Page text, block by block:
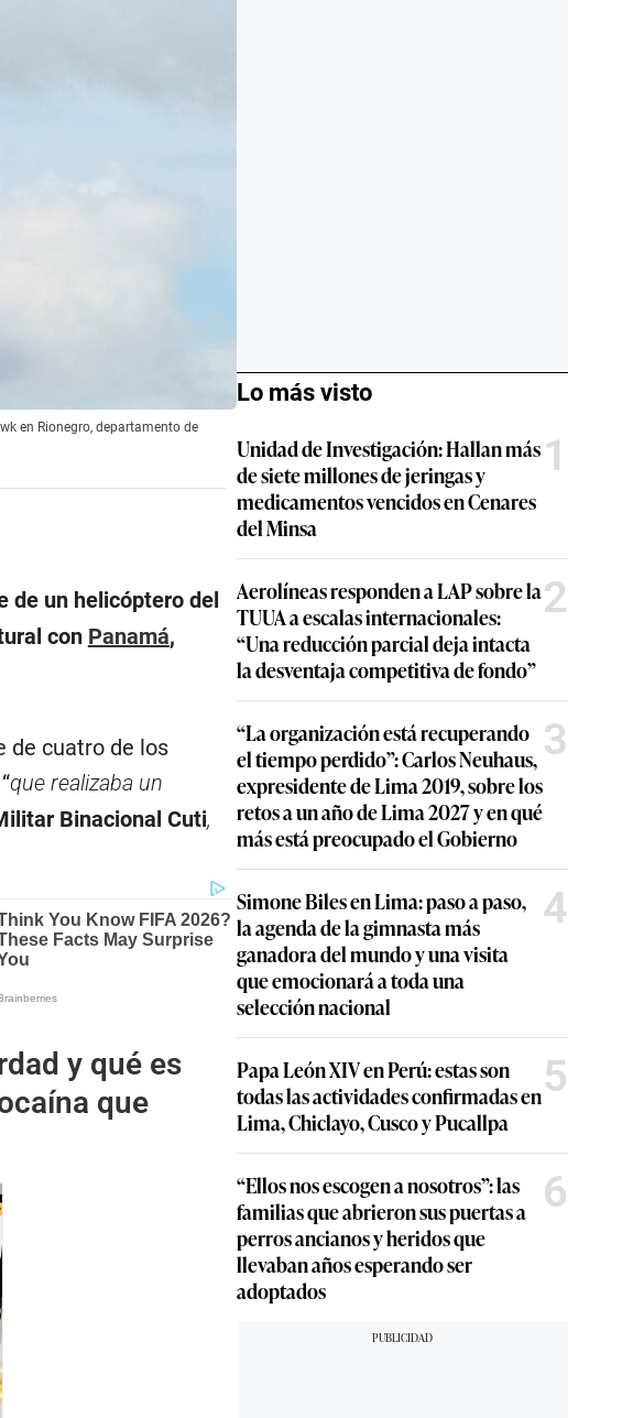
en Rionegro, departamento de
de un helicóptero del
con Panamá,
de cuatro de los
que realizaba un
Binacional Cuti,
y qué es
que
Lo más visto
Unidad de Investigación: Hallan más
de siete millones de jeringas y
medicamentos vencidos en Cenares
del Minsa
1
Aerolíneas responden a LAP sobre la
TUUA a escalas internacionales:
“Una reducción parcial deja intacta
la desventaja competitiva de fondo”
2
“La organización está recuperando
el tiempo perdido”: Carlos Neuhaus,
expresidente de Lima 2019, sobre los
retos a un año de Lima 2027 y en qué
más está preocupado el Gobierno
3
Simone Biles en Lima: paso a paso,
la agenda de la gimnasta más
ganadora del mundo y una visita
que emocionará a toda una
selección nacional
4
Papa León XIV en Perú: estas son
todas las actividades confirmadas en
Lima, Chiclayo, Cusco y Pucallpa
5
“Ellos nos escogen a nosotros”: las
familias que abrieron sus puertas a
perros ancianos y heridos que
llevaban años esperando ser
adoptados
6